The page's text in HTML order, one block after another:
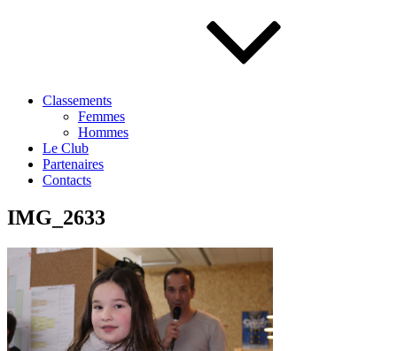
Classements
Femmes
Hommes
Le Club
Partenaires
Contacts
IMG_2633